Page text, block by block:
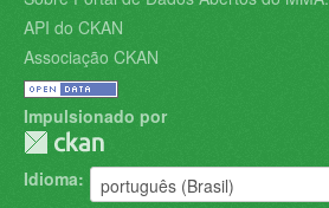
API do CKAN
Associação CKAN
Impulsionado por
Idioma